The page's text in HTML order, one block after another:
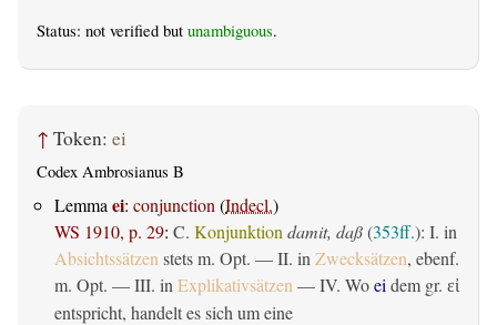
Status: not verified but unambiguous.
↑ Token: ei
Codex Ambrosianus B
Lemma ei: conjunction (Indecl.)
WS 1910, p. 29: C. Konjunktion damit, daß(353ff.): I. in
Absichtssätzen stets m. Opt. — II. in Zwecksätzen, ebenf.
m. Opt. — III. in Explikativsätzen — IV. Woei dem gr. εἰ
entspricht, handelt es sich um eine